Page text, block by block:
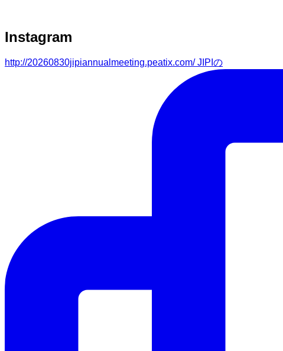
Instagram
http://20260830jipiannualmeeting.peatix.com/ JIPIの